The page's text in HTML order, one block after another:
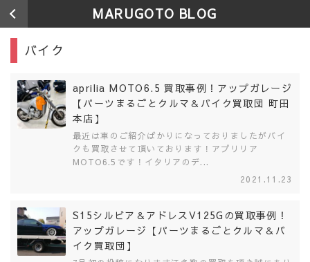
MARUGOTO BLOG
バイク
aprilia MOTO6.5 買取事例！アップガレージ
【パーツまるごとクルマ＆バイク買取団 町田
本店】
最近は車のご紹介ばかりになっておりましたがバイ
クも買取させて頂いております！アプリリア
MOTO6.5です！イタリアのデ...
2021.11.23
S15シルビア＆アドレスV125Gの買取事例！
アップガレージ【パーツまるごとクルマ＆バ
イク買取団】